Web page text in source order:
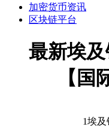
加密货币资讯
区块链平台
最新埃
【国
1埃及